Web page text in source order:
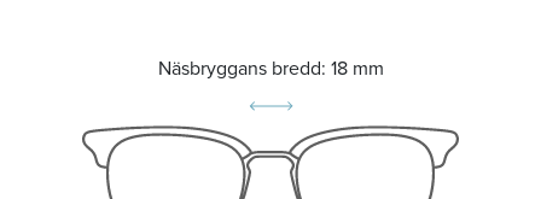
Näsbryggans bredd: 18 mm